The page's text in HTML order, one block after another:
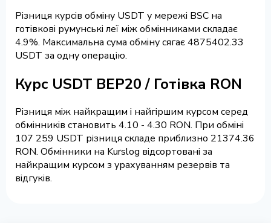
Різниця курсів обміну USDT у мережі BSC на
готівкові румунські леї між обмінниками складає
4.9%. Максимальна сума обміну сягає 4875402.33
USDT за одну операцію.
Курс USDT BEP20 / Готівка RON
Різниця між найкращим і найгіршим курсом серед
обмінників становить 4.10 - 4.30 RON. При обміні
107 259 USDT різниця складе приблизно 21374.36
RON. Обмінники на Kurslog відсортовані за
найкращим курсом з урахуванням резервів та
відгуків.